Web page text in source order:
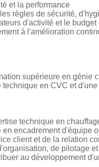
et la performance
règles de sécurité,
d'activité et le budget
à l'amélioration
supérieure en génie
technique en CVC et
technique en
en encadrement d'équipe
client et de la relation
de pilotage
au développement